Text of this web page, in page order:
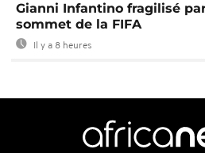
Gianni Infantino fragilisé
sommet de la FIFA
Il y a 8 heures